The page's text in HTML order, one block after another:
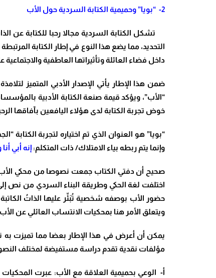
2- “بويا” وحميمية الكتابة السردية حول الأب
تشكل الكتابة السردية مجالا رحبا للكتابة عن
التحديد، مما يضع هذا النوع في إطار الكتابة
داخل فضاء العائلة وتأثيراتها العاطفية والاجتماعية
ضمن هذا الإطار يأتي الإصدار الأدبي المتميز
“الأب”، ويؤكد قيمة صنعة الكتابة الأدبية
خوض تجربة الكتابة لدى هؤلاء اليافعين بآفاقها
“بويا” هو العنوان الذي تم اختياره لتجربة
وإنما يتم ربطه بياء الامتلاك/ ذات المتكلم: إنه أبي
صحيح أن دفتي الكتاب جمعت نصوصا من محكي الأب
اختلفت لغة الحكي وطريقة البناء السردي من نص
حضور الأب بوصفه شخصية تُبَئِّر عليها الذاتُ
ويتعلق الأمر هنا بمحكيات الانتساب العائلي عن
يمكن أن أعرض في هذا الإطار بعضا مما تميزت
مؤلفات نقدية تقدم دراسة مستفيضة لمختلف
أ‌- الوعي بحميمية العلاقة مع الأب: عبرت